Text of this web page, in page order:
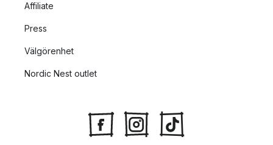
Affiliate
Press
Välgörenhet
Nordic Nest outlet